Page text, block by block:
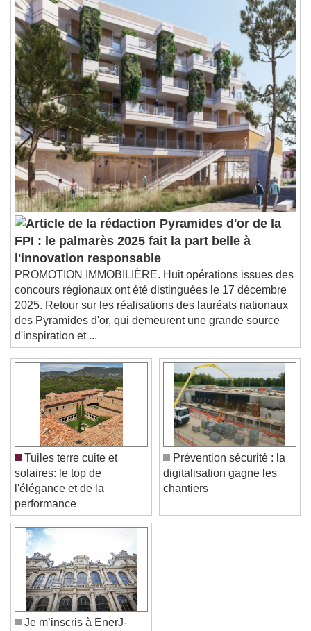
Remaining Time-0:00
1x
Playback Rate
Chapters
Chapters
Descriptions
descriptions off, selected
Subtitles
subtitles settings, opens subtitles
settings dialog
subtitles off, selected
Audio Track
Picture-in-Picture
Fullscreen
This is a modal window.
Beginning of dialog window. Escape will cancel
and close the window.
Text
Color
Text Background
Color
Caption Area Background
Color
Font Size
Text Edge Style
Font Family
Reset
Done
Close Modal Dialog
Pyramides d'or de la
FPI : le palmarès 2025 fait la part belle à
l'innovation responsable
PROMOTION IMMOBILIÈRE. Huit opérations issues des
concours régionaux ont été distinguées le 17 décembre
2025. Retour sur les réalisations des lauréats nationaux
des Pyramides d'or, qui demeurent une grande source
d'inspiration et ...
Tuiles terre cuite et
solaires: le top de
l'élégance et de la
performance
Prévention sécurité : la
digitalisation gagne les